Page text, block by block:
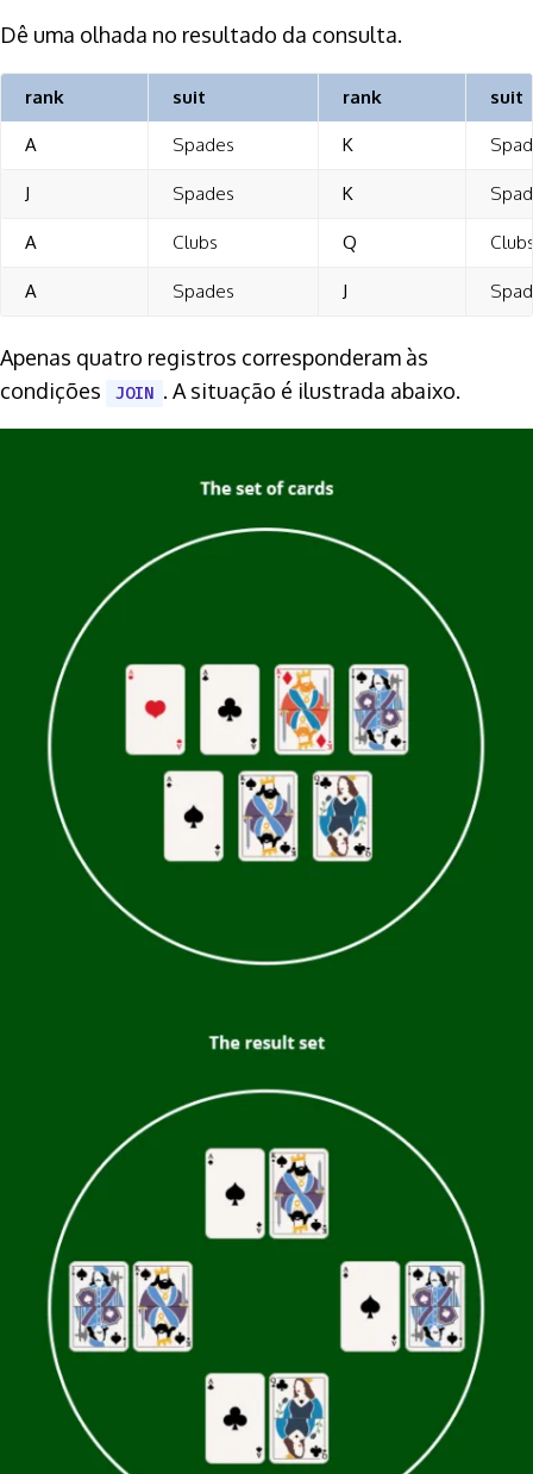
Dê uma olhada no resultado da consulta.
rank suit rank suit
A Spades K
J Spades K
A Clubs Q
A Spades J
Apenas quatro registros corresponderam às
condições
JOIN . A situação é ilustrada abaixo.